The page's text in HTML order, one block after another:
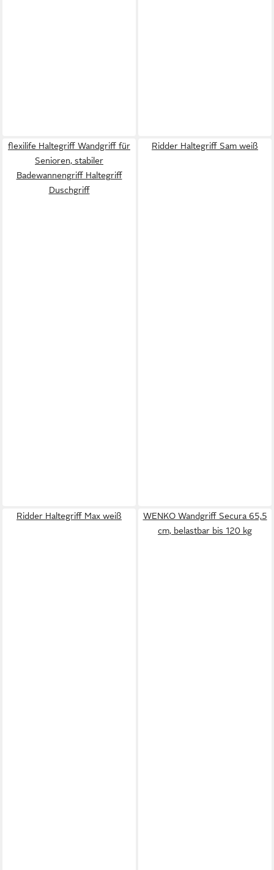
flexilife Haltegriff Wandgriff für
Senioren, stabiler
Badewannengriff Haltegriff
Duschgriff
Ridder Haltegriff Sam weiß
Ridder Haltegriff Max weiß
WENKO Wandgriff Secura 65,5
cm, belastbar bis 120 kg